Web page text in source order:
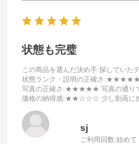
状態も完璧
この商品を選んだ決め手:探していた
状態ランク・説明の正確さ :★★★★★
写真の正確さ :★★★★★ 写真の通りで
価格の納得感:★★☆☆☆ 少し割高に
sj
ご利用回数:始めて